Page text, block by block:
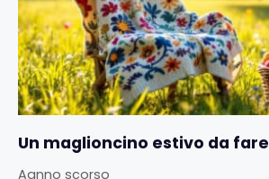
Un maglioncino estivo da
Aanno scorso